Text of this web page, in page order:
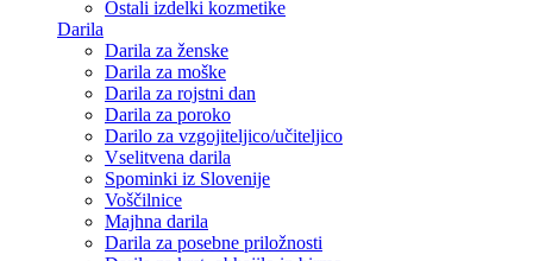
Ostali izdelki kozmetike
Darila
Darila za ženske
Darila za moške
Darila za rojstni dan
Darila za poroko
Darilo za vzgojiteljico/učiteljico
Vselitvena darila
Spominki iz Slovenije
Voščilnice
Majhna darila
Darila za posebne priložnosti